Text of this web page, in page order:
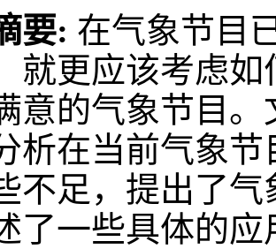
要: 在气象节目
就更应该考虑
意的气象节目
析在当前气象
不足，提出了
了一些具体的